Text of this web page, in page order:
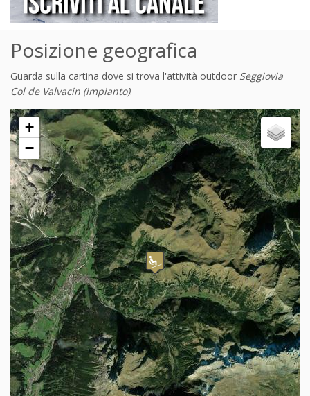
Posizione geografica
Guarda sulla cartina dove si trova l'attività outdoor Seggiovia
Col de Valvacin (impianto).
+
−